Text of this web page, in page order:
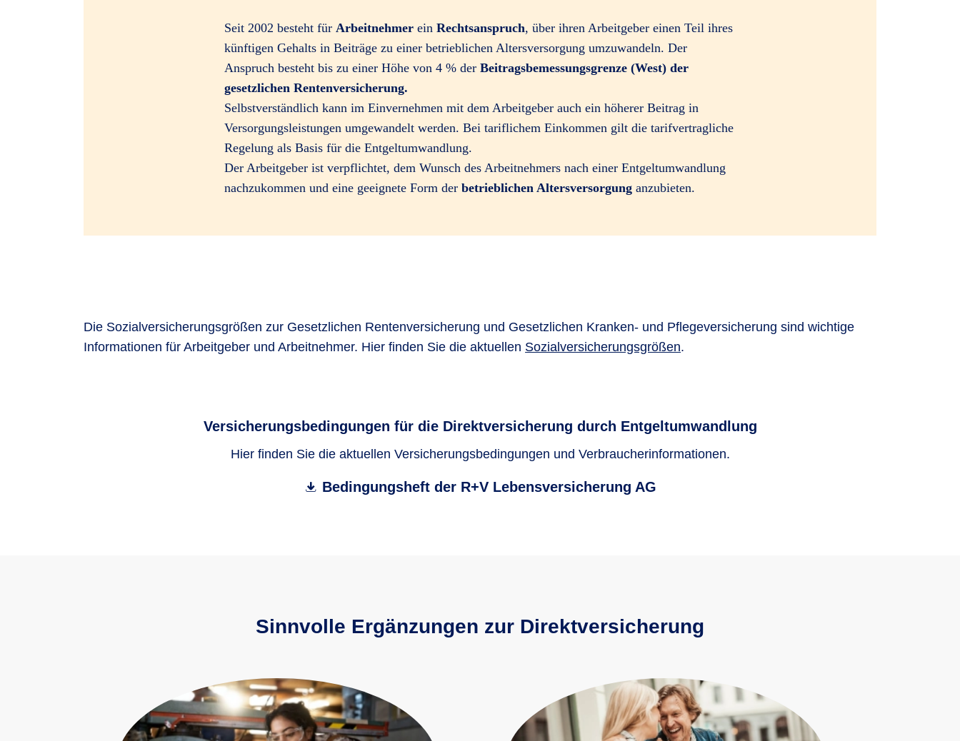
Seit 2002 besteht für Arbeitnehmer ein Rechtsanspruch, über ihren Arbeitgeber einen Teil ihres
künftigen Gehalts in Beiträge zu einer betrieblichen Altersversorgung umzuwandeln. Der
Anspruch besteht bis zu einer Höhe von 4 % der Beitragsbemessungsgrenze (West) der
gesetzlichen Rentenversicherung.
Selbstverständlich kann im Einvernehmen mit dem Arbeitgeber auch ein höherer Beitrag in
Versorgungsleistungen umgewandelt werden. Bei tariflichem Einkommen gilt die tarifvertragliche
Regelung als Basis für die Entgeltumwandlung.
Der Arbeitgeber ist verpflichtet, dem Wunsch des Arbeitnehmers nach einer Entgeltumwandlung
nachzukommen und eine geeignete Form der betrieblichen Altersversorgung anzubieten.
Die Sozialversicherungsgrößen zur Gesetzlichen Rentenversicherung und Gesetzlichen Kranken- und Pflegeversicherung sind wichtige
Informationen für Arbeitgeber und Arbeitnehmer. Hier finden Sie die aktuellen Sozialversicherungsgrößen.
Versicherungsbedingungen für die Direktversicherung durch Entgeltumwandlung
Hier finden Sie die aktuellen Versicherungsbedingungen und Verbraucherinformationen.
Bedingungsheft der R+V Lebensversicherung AG
Sinnvolle Ergänzungen zur Direktversicherung